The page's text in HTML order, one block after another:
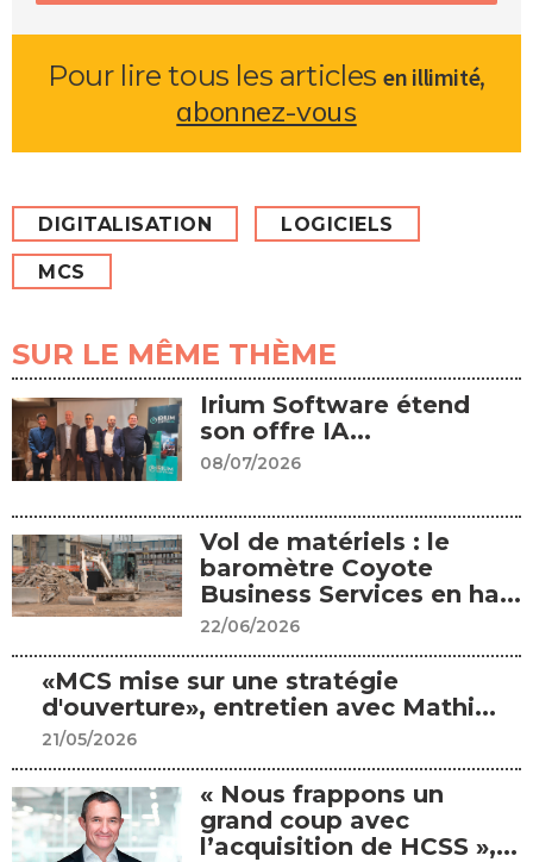
Pour lire tous les articlesen illimité,
abonnez-vous
DIGITALISATION LOGICIELS
MCS
SUR LE MÊME THÈME
Irium Software étend
son offre IA...
08/07/2026
Vol de matériels : le
baromètre Coyote
Business Services en ha...
22/06/2026
«MCS mise sur une stratégie
d'ouverture», entretien avec Mathi...
21/05/2026
« Nous frappons un
grand coup avec
l’acquisition de HCSS »,...